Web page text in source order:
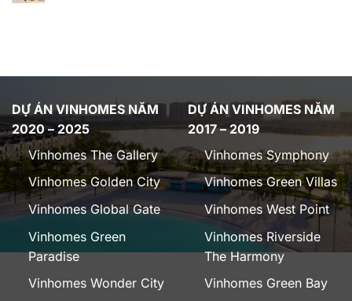
DỰ ÁN VINHOMES NĂM
2020 – 2025
Vinhomes The Gallery
Vinhomes Golden City
Vinhomes Global Gate
Vinhomes Green
Paradise
Vinhomes Wonder City
DỰ ÁN VINHOMES NĂM
2017 – 2019
Vinhomes Symphony
Vinhomes Green Villas
Vinhomes West Point
Vinhomes Riverside
The Harmony
Vinhomes Green Bay